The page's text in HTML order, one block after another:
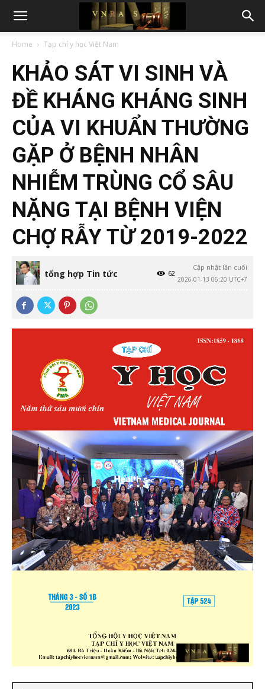
Home Tạp chí y học Việt Nam
KHẢO SÁT VI SINH VÀ
ĐỀ KHÁNG KHÁNG SINH
CỦA VI KHUẨN THƯỜNG
GẶP Ở BỆNH NHÂN
NHIỄM TRÙNG CỔ SÂU
NẶNG TẠI BỆNH VIỆN
CHỢ RẪY TỪ 2019-2022
tổng hợp Tin tức
Cập nhật lần cuối
2026-01-13 06:20 UTC+7
62